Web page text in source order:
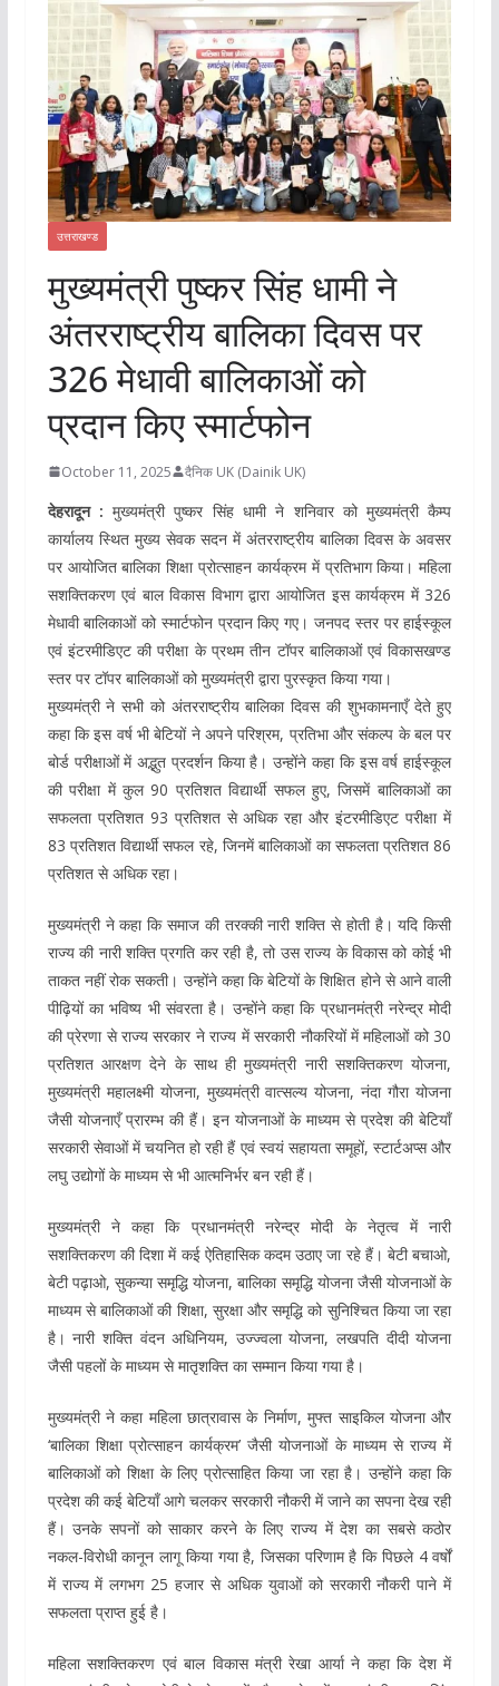
उत्तराखण्ड
मुख्यमंत्री पुष्कर सिंह धामी ने
अंतरराष्ट्रीय बालिका दिवस पर
326 मेधावी बालिकाओं को
प्रदान किए स्मार्टफोन
October 11, 2025 दैनिक UK (Dainik UK)
देहरादून : मुख्यमंत्री पुष्कर सिंह धामी ने शनिवार को मुख्यमंत्री कैम्प
कार्यालय स्थित मुख्य सेवक सदन में अंतरराष्ट्रीय बालिका दिवस के अवसर
पर आयोजित बालिका शिक्षा प्रोत्साहन कार्यक्रम में प्रतिभाग किया। महिला
सशक्तिकरण एवं बाल विकास विभाग द्वारा आयोजित इस कार्यक्रम में 326
मेधावी बालिकाओं को स्मार्टफोन प्रदान किए गए। जनपद स्तर पर हाईस्कूल
एवं इंटरमीडिएट की परीक्षा के प्रथम तीन टॉपर बालिकाओं एवं विकासखण्ड
स्तर पर टॉपर बालिकाओं को मुख्यमंत्री द्वारा पुरस्कृत किया गया।
मुख्यमंत्री ने सभी को अंतरराष्ट्रीय बालिका दिवस की शुभकामनाएँ देते हुए
कहा कि इस वर्ष भी बेटियों ने अपने परिश्रम, प्रतिभा और संकल्प के बल पर
बोर्ड परीक्षाओं में अद्भुत प्रदर्शन किया है। उन्होंने कहा कि इस वर्ष हाईस्कूल
की परीक्षा में कुल 90 प्रतिशत विद्यार्थी सफल हुए, जिसमें बालिकाओं का
सफलता प्रतिशत 93 प्रतिशत से अधिक रहा और इंटरमीडिएट परीक्षा में
83 प्रतिशत विद्यार्थी सफल रहे, जिनमें बालिकाओं का सफलता प्रतिशत 86
प्रतिशत से अधिक रहा।
मुख्यमंत्री ने कहा कि समाज की तरक्की नारी शक्ति से होती है। यदि किसी
राज्य की नारी शक्ति प्रगति कर रही है, तो उस राज्य के विकास को कोई भी
ताकत नहीं रोक सकती। उन्होंने कहा कि बेटियों के शिक्षित होने से आने वाली
पीढ़ियों का भविष्य भी संवरता है। उन्होंने कहा कि प्रधानमंत्री नरेन्द्र मोदी
की प्रेरणा से राज्य सरकार ने राज्य में सरकारी नौकरियों में महिलाओं को 30
प्रतिशत आरक्षण देने के साथ ही मुख्यमंत्री नारी सशक्तिकरण योजना,
मुख्यमंत्री महालक्ष्मी योजना, मुख्यमंत्री वात्सल्य योजना, नंदा गौरा योजना
जैसी योजनाएँ प्रारम्भ की हैं। इन योजनाओं के माध्यम से प्रदेश की बेटियाँ
सरकारी सेवाओं में चयनित हो रही हैं एवं स्वयं सहायता समूहों, स्टार्टअप्स और
लघु उद्योगों के माध्यम से भी आत्मनिर्भर बन रही हैं।
मुख्यमंत्री ने कहा कि प्रधानमंत्री नरेन्द्र मोदी के नेतृत्व में नारी
सशक्तिकरण की दिशा में कई ऐतिहासिक कदम उठाए जा रहे हैं। बेटी बचाओ,
बेटी पढ़ाओ, सुकन्या समृद्धि योजना, बालिका समृद्धि योजना जैसी योजनाओं के
माध्यम से बालिकाओं की शिक्षा, सुरक्षा और समृद्धि को सुनिश्चित किया जा रहा
है। नारी शक्ति वंदन अधिनियम, उज्ज्वला योजना, लखपति दीदी योजना
जैसी पहलों के माध्यम से मातृशक्ति का सम्मान किया गया है।
मुख्यमंत्री ने कहा महिला छात्रावास के निर्माण, मुफ्त साइकिल योजना और
‘बालिका शिक्षा प्रोत्साहन कार्यक्रम’ जैसी योजनाओं के माध्यम से राज्य में
बालिकाओं को शिक्षा के लिए प्रोत्साहित किया जा रहा है। उन्होंने कहा कि
प्रदेश की कई बेटियाँ आगे चलकर सरकारी नौकरी में जाने का सपना देख रही
हैं। उनके सपनों को साकार करने के लिए राज्य में देश का सबसे कठोर
नकल-विरोधी कानून लागू किया गया है, जिसका परिणाम है कि पिछले 4 वर्षों
में राज्य में लगभग 25 हजार से अधिक युवाओं को सरकारी नौकरी पाने में
सफलता प्राप्त हुई है।
महिला सशक्तिकरण एवं बाल विकास मंत्री रेखा आर्या ने कहा कि देश में